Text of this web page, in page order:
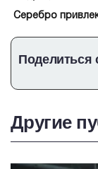
Серебро
Поделиться
Другие